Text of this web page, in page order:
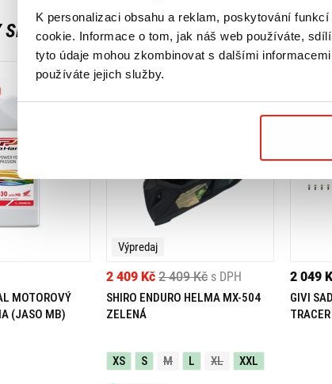
K personalizaci obsahu a reklam, poskytování
cookie. Informace o tom, jak náš web používáte,
tyto údaje mohou zkombinovat s dalšími
používáte jejich služby.
SE VÁM LÍBIT
MOTOROVÝ
(JASO MB)
Výpredaj
2 409 Kč
2 409 Kč s DPH
SHIRO ENDURO HELMA MX-504
ZELENÁ
XS S M L XL XXL
2 049
GIVI